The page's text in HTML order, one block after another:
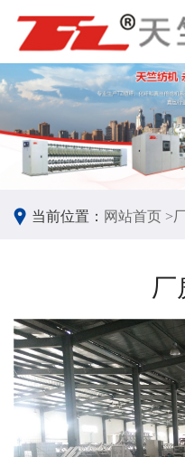
当前位置： 网站首页 >
厂